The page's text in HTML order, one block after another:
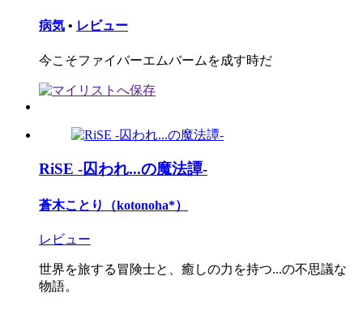
病気 • レビュー
今こそファイバーエムバームを成す時だ
RiSE -囚われ...の魔法譚-
蒼木ことり（kotonoha*）
レビュー
世界を旅する冒険士と、癒しの力を持つ...の不思議な
物語。